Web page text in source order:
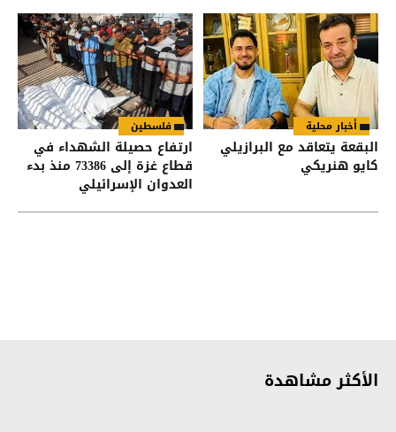
أخبار محلية
البقعة يتعاقد مع البرازيلي
كايو هنريكي
فلسطين
ارتفاع حصيلة الشهداء في
قطاع غزة إلى 73386 منذ بدء
العدوان الإسرائيلي
الأكثر مشاهدة